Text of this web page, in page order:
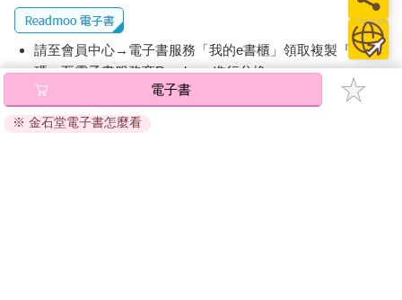
請至會員中心→電子書服務「我的e書櫃」領取複製『兌換
碼』至電子書服務商Readmoo進行兌換。
退換貨須知：
因版權保護，您在金石堂所購買的電子書僅能以金石堂專屬
電子書
※ 金石堂電子書怎麼看